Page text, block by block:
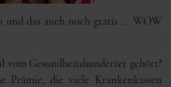
und das auch noch gratis ... WOW
vom Gesundheitshunderter gehört?
Prämie, die viele Krankenkassen